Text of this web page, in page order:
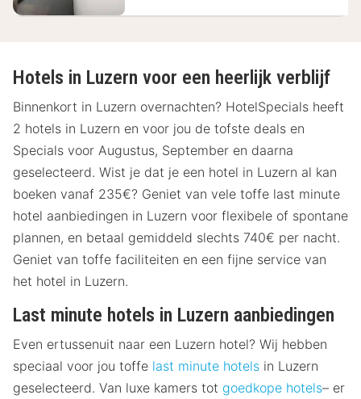
Hotels in Luzern voor een heerlijk verblijf
Binnenkort in Luzern overnachten? HotelSpecials heeft
2 hotels in Luzern en voor jou de tofste deals en
Specials voor Augustus, September en daarna
geselecteerd. Wist je dat je een hotel in Luzern al kan
boeken vanaf 235€? Geniet van vele toffe last minute
hotel aanbiedingen in Luzern voor flexibele of spontane
plannen, en betaal gemiddeld slechts 740€ per nacht.
Geniet van toffe faciliteiten en een fijne service van
het hotel in Luzern.
Last minute hotels in Luzern aanbiedingen
Even ertussenuit naar een Luzern hotel? Wij hebben
speciaal voor jou toffe last minute hotels in Luzern
geselecteerd. Van luxe kamers tot goedkope hotels– er